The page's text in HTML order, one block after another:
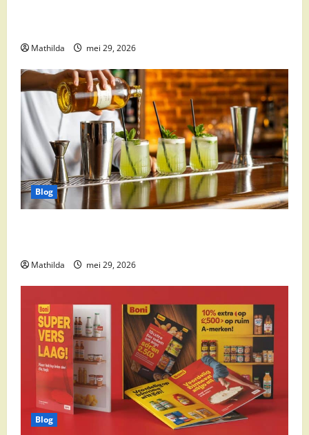
Mathilda mei 29, 2026
Blog
Mathilda mei 29, 2026
Blog